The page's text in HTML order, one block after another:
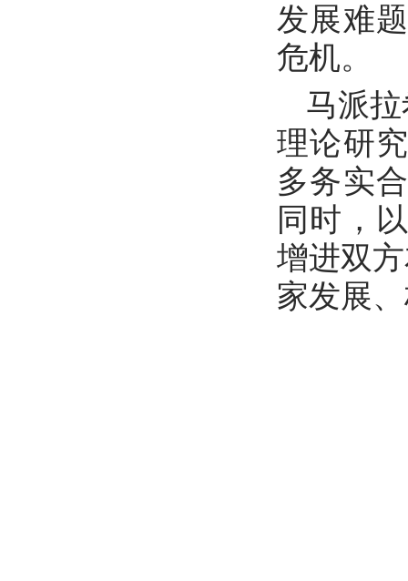
发展难
危机。
马派
理论研
多务实
同时，
增进双
家发展